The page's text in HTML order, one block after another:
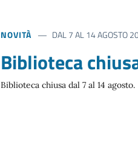
NOVITÀ DAL 7 AL 14 AGOSTO
Biblioteca
Biblioteca chiusa dal 7 al 14 agosto.